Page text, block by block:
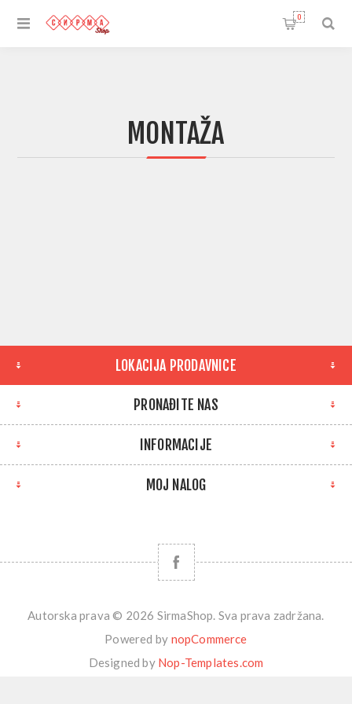
0
MONTAŽA
LOKACIJA PRODAVNICE
PRONAĐITE NAS
INFORMACIJE
MOJ NALOG
Autorska prava © 2026 SirmaShop. Sva prava zadržana.
Powered by nopCommerce
Designed by Nop-Templates.com